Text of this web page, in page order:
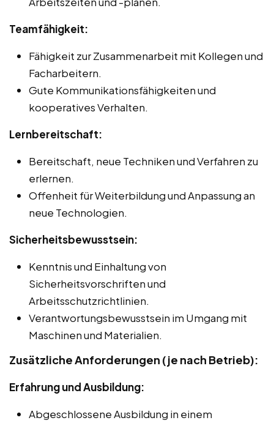
Teamfähigkeit:
Fähigkeit zur Zusammenarbeit mit Kollegen und
Facharbeitern.
Gute Kommunikationsfähigkeiten und
kooperatives Verhalten.
Lernbereitschaft:
Bereitschaft, neue Techniken und Verfahren zu
erlernen.
Offenheit für Weiterbildung und Anpassung an
neue Technologien.
Sicherheitsbewusstsein:
Kenntnis und Einhaltung von
Sicherheitsvorschriften und
Arbeitsschutzrichtlinien.
Verantwortungsbewusstsein im Umgang mit
Maschinen und Materialien.
Zusätzliche Anforderungen (je nach Betrieb):
Erfahrung und Ausbildung:
Abgeschlossene Ausbildung in einem